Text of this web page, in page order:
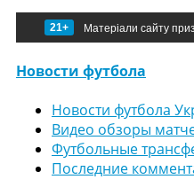
21+ Матеріали сайту
Новости футбола
Новости футбола
Видео обзоры
Футбольные
Последние